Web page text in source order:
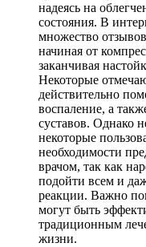
надеясь на
состояния. В
множество
начиная от
заканчивая
Некоторые
действительно
воспаление, а
суставов. Однако
некоторые
необходимости
врачом, так как
подойти всем и
реакции. Важно
могут быть
традиционным
жизни.